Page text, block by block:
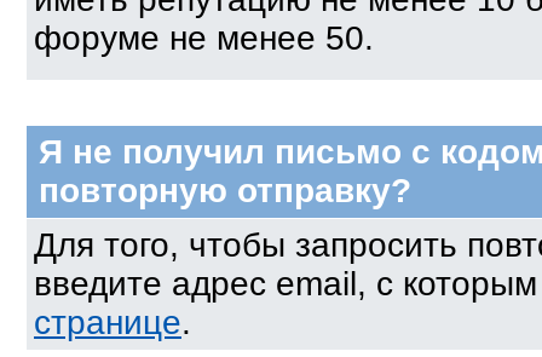
форуме не менее 50.
Я не получил письмо с
повторную отправку?
Для того, чтобы запросить
введите адрес email, с
странице.